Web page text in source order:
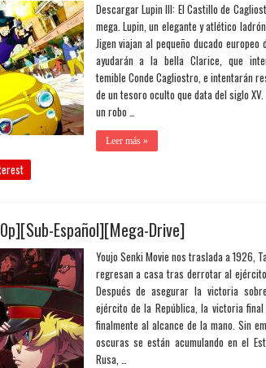
Descargar Lupin III: El Castillo de
mega. Lupin, un elegante y atlético
Jigen viajan al pequeño ducado europeo
ayudarán a la bella Clarice, que
temible Conde Cagliostro, e intentarán
de un tesoro oculto que data del siglo
un robo …
Leer más »
Español][Mega-Drive]
Youjo Senki Movie nos traslada a 1926,
regresan a casa tras derrotar al
Después de asegurar la victoria
ejército de la República, la victoria
finalmente al alcance de la mano. Sin
oscuras se están acumulando en el
Rusa, …